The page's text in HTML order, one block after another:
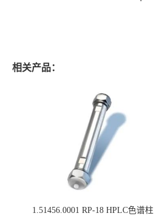
相关产品：
1.51456.0001 RP-18 HPLC色谱柱